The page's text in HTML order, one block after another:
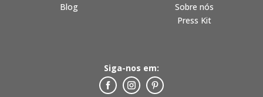
Blog
Sobre nós
Press Kit
Siga-nos em: